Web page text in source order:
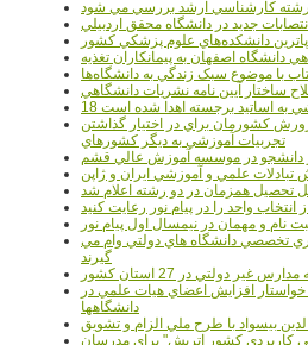
جديد در دانشگاه محقق اردبيلي
دانشگاه اصفهان به پيمانکاران تغذيه
ساختار آيين نامه نشريات دانشگاهي
به اساتيد برجسته اهدا شده است
کشورمان براي در اختيار گذاشتن
تجربيات آموزشي به ديگر کشورهاي
دانشجو در موسسه آموزش عالي قشم
تبادلات علمي و آموزشي ايران و ژاپن
تحصیل همزمان در دو رشته اعلام شد
واحد را در پیام نور رعایت کنید
نام و مهمان در نیمسال اول پیام نور
تخصصي دانشگاه هاي دولتي وام مي
گيرند
دولتي در 27 استان کشور
افزايش اعضاي هيات علمي در
دانشگاهها
بيسواد با طرح ملي الزام و تشويق
كاربردي كشور اتريش" براي مدرسان